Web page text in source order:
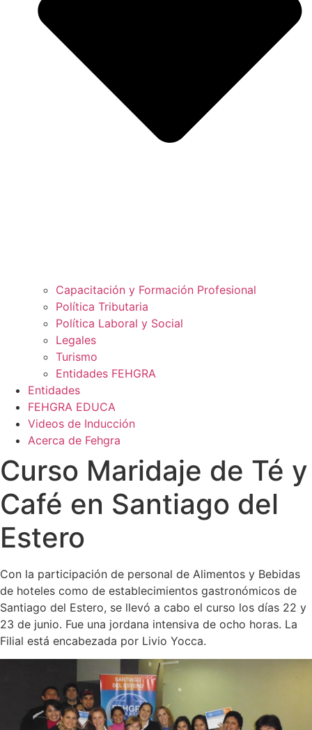
Capacitación y Formación Profesional
Política Tributaria
Política Laboral y Social
Legales
Turismo
Entidades FEHGRA
Entidades
FEHGRA EDUCA
Videos de Inducción
Acerca de Fehgra
Curso Maridaje de Té y
Café en Santiago del
Estero
Con la participación de personal de Alimentos y Bebidas
de hoteles como de establecimientos gastronómicos de
Santiago del Estero, se llevó a cabo el curso los días 22 y
23 de junio. Fue una jordana intensiva de ocho horas. La
Filial está encabezada por Livio Yocca.